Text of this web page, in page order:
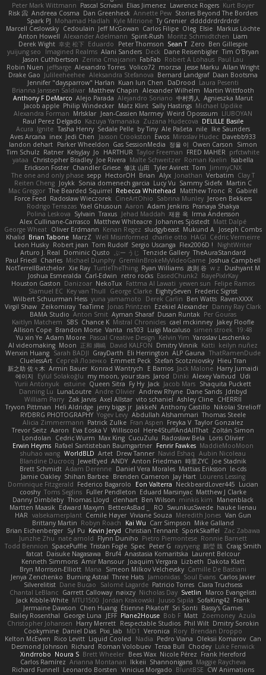
Peter Mark Wittmann Pascal Scrivani Elias Jimenez Lawrence Rogers Kurt Boyer
Risk 📀 Andreea Cosma Dan Greenheck Annette Pew Stories Beyond The Borders
Spark PJ Mohamad Hadlah Kyle Mitrione Ty Grenier dddddrdrdrdrdr
Marcell Ceslowsky Cedoulain Jeff McGowan Carlos Filipe Oleg Elsie Markus Löchte
Anton Howell Alexander Adelmann Spirit-Rush Moritz Schmidtchen Liam
Derek Wight 幸史 松下 Eduardo Peter Thomson Sean T Zero Ben Gillespie
yuijung seo
Imagined Realms Alani Sanders Deck Dane Reisenbigler Tim O'Bryan
Jason Cuthbertson Zerina Cmajcanin FabFab Robert A Lohaus Paul Lau
Robin Nuen jeffsarge Alexandro Torres Volico72 morzsa Jesse Marku Allan Wright
Drake Gao Julileeheehee Aleksandra Stefanova Bernard Landgraf Daan Bootsma
Jennifer "daysparrow" Harlan Kuan lun Chen DaDrood Laura Pesenti
Brianna Janssen Saldivar Matthew Chapin Alexander Wilhelm Martin Wittfooth
Anthony F DeMarco Alejo Parada Alejandro Soriano 中村秀人
Agnieszka Marut
Jacob apple Philip Windecker Matz Klint Sally Hastings Michael Updike
Alexandra Forman MrIsklar Jean-Cassien Marmey Weird Oposssum LIUBOYAN
Raul Perez Delgado Kazuya Yamanaka Zuzana Hudecova DELILLE Basile
Acura .Ignite Tasha Henry Sedale Pelle by Tiny Ale Pašeta nile Ike Saunders
Aves Arcana inex Jedi Chen Jaxson Crookston Ewos Miroslav Hudec Davebb933
landon dehart Parker Wheeldon Gas SessionMedia 정율 이 Owen Carson
Simon
Tim Schulz Ratner KelsyJay Jo HARTHUR Taylor Freeman FRED MAHER prfctwhite
yataa
Christopher Bradley Joe Rivera Malte Schweitzer Roman Kaelin
Isabella
Erickson Foster Chandler Griese 修汰 山田 Tyler Avirett Tom JimmyCNX
The one and only phase sepp HectorOH Brian Alyx Jonathan Verbatim Clay T
Reiten Cheng Joykk Sonia domenech garcia Lucy Vu Sammy Sidefx Martin C
Mac Greggor The Bearded Squirrel Rebecca Whitehead Matthew Tronc R Gabirél
Force Feed Radosław Wieczorek CineArtOhio Sabrina Munley Jeroen Bekkers
Rodrigo Terrazas Yael Ghusoun Aaron Adam Jenkins Pranaya Shakya
Polina Leskova Sylvain Traxus Jehad Maddah 재윤 옥 Irma Andersson
Alex Cullinane-Carrasco Matthew Whiteacre Johannes Sjöstedt Matt Dalpé
George Wheat Oliver Erdmann Kenan Regez sludgybeast Mukund A Joseph Combs
Khalid Brian Tabone MarzZ Well Misinformed charlie otto HAGI Cédric Vermeirre
Leon Husky Robert jean Tom Rudolf Sergio Uscanga Flex2006D !
NightWriter
Arturo J. Real Dominic Qusto ぶー うじ Tenzide Gallery TheAuraStandard
Paul Friedl Charles Michael Dunphy GremlinBrokeMyVideoGame Joshua Campbell
NotTerrellBatchelor Xie Ray TurtleTheThing Ryan Williams 政則 谷 w z
Dushyant M
Joshua Esmeralda Carl-Edwin retro rocks EasedChunk2 RayePixlrKay
Houston Gaston Danizoar NekoTux Fattma Al Lawati yewen sun Felipe Ramos
Slamuel EC Key van Thull George Clarke EightySeven Frederic Sigrist
Wilbert Schuurman Hess yuna yamamoto Derek Carlin Ben Watts RavenXXXX
Virgil Shaw Zeikomiray TeaTime Jonas Printzen Ezekiel Alexander Danny Ray Clark
BAMA Studio Anton Smit Ayman Sharaf Dusan Runtak Per Gouras
Kaitlyn Matchem
SBS Chance K Mistral Chronicles cael mckinney Jakey Floofle
Allison Cope Brandon Morse Vanta ns103 Luigi Macaluso simen stroek 19:48
Yu xin Ye Adam Moore Pascal Creative Design Kelvin Yim Yaroslav Leschenko
AI videomaking Moon 正和 綱嶋 David KALFON Dmitry Vinnik Katti keilyn nuñez
Wenxin Huang Sarah BADJI GrayDarth Eli Herrington ALP Gauna ThatRamenDude
CluelessArt Cергей Лозенко Emmett Peck Stefan Scotzniovsky Hieu Tran
新之助 佐々木 Armin Bauer Konrad Wantrych E Barrios Jack Malone Harry Jumaidi
에이지
Eylül Solakoğlu my moon, your stars Jarod Dinki Alexey Vaitvud
Udi
Yurii Antonyuk
estuine Queen Sitra Fy Hy Jack Jacob Mars Shaquita Puckett
Danning Lu LunaLoutre Andre Olivier Andrew Rhyne Dane Sands Jdnbyd
William Parry Zak Jarvis Axel Allstar vito schaniel Ashley Cline CHERRII
Tryvon Pittman Heli Aldridge jerry biggs jr JakkeN Anthony Castillo Nikolai Strelioff
RYDBRG PHOTOGRAPHY Yogev Levy Abdullah Alshammari Thomas Steele
Alicia Zimmermann Patrick Zulke Fran Aspen Freyka V Taylor Gonzalez
Trevor Seitz Aaron Eva Eoska V Williscool Here4StuffAndAllThat Zoltán Simon
Londolan
Cedric Wurm Max King CucuZulu Radosław Bela
Loris Olivier
Erwin Heyms Rafael Santisteban Baumgartner Fenrir Fawkes MaddieMooMoon
shuhao wang WorldBLD Artet Drew Tanner Navid Eshaq Aubin Nicoleau
Blandine Ducrocq JewelEyed ANDY Anton Friedman 時里ZYC Joe Stadnik
Brett Schmidt Adam Derenne Daniel Vera Morales Mattias Eriksson le-cds
Jamie Oakley Shihan Barbee Brenden Cameron Jay Hart Lourens Lessing
Dominique Fitzgerald Federico Bagarolo Eon Valterra NeckbeardLover445 Lucian
cooshy Toms Seglins Fuller Pendleton Eduard Marsinyac Matthew J Clarke
Danny Dimbleby Thomas Lloyd clenhart Ben Wilson minkis kim
Manenblack
Martten Maasik Edward Maxym BetterAsBad _ RO SwunkusSwede hauke lienau
HAR valsekamerplant Cemile Høyer Viviane Souza Meredith Jones Van Gun
Brittany Martin Robyn Roach Kai Wu Carr Simpson Mike Galland
Brian Eichenberger Syl Pu Kevin Jeryd Christian Tennant SporkSkaffel
Zac Zabawa
Junzhe Zhu nate arnold Flynn Duniho Pietro Piemontese Ronnie Barnett
Todd Bennion SpacePuffle Tristan Fogle Spec Peter G rayryeng 鸝瑩 魏 Craig Smith
fatcat Daisuke Nagasawa Bruf4 Anastasia Komaritska Laurent Belcour
Kenneth Simmons Amir Mansour Joaquim Vergara Lizbeth Dakota Klatt
Bryn Morrison-Elliott Mana Simeon Milkov Velchevsky Camille De Bastiani
Jenya Zenchenko Burning Astral Three Hats Jamonidas Soul Evans Carlos Javier
Silverelitist Dane Bucao Salomé Lagarde Patricio Torres Clara Truchsess
Chantal LeBlanc Garrett Calloway nøixzy Nicholas Day Svetlin
Marco Evangelisti
Jack Kibble-White MTU1500 Jordan Krakowski Juuso Sipilä SofaKing42 Frank
Jermaine Dawson Chen Huang Étienne Pikatoff Sri Sonti Bassy's Games
Bailey Rosenthal George Luna JEFF Plane2House Bob F Matt Zoemoney Azula
Christopher Johansen Harry Merrett Respectable Studios Phil Wilt Dmitry Sorokin
Cookymine Daniel Dias Pixi_lab MD1 Veronica Rory Brendan Droppo
Kelton McEwen Rico Levitt Liquid Cooled Nadia Pedro Viana Oleksii Komarov Can
Desmond Johnson Richard Roman Volobuev Teraa Bull Chodey Luke Fenwick
Xindrrobo Noura S Brett Wheeler Bees Wax Nicole Pérez Frank Hereford
Carlos Ramírez Arianna Montanari Ikkeii Shannonigans Maggie Raycheva
Richard Funnell Leonardo Borsten Vinicius Morgado BluntBSE CW Animations